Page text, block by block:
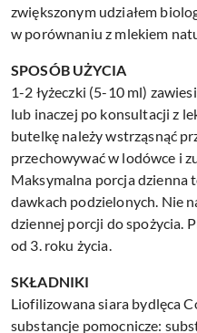
zwiększonym udziałem
w porównaniu z mlekiem
SPOSÓB UŻYCIA
1-2 łyżeczki (5-10 ml)
lub inaczej po konsultacji z
butelkę należy wstrząsnąć
przechowywać w lodówce i
Maksymalna porcja dzienna
dawkach podzielonych. Nie
dziennej porcji do spożycia.
od 3. roku życia.
SKŁADNIKI
Liofilizowana siara bydlęca
substancje pomocnicze: